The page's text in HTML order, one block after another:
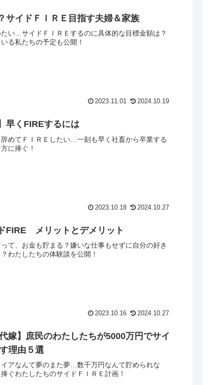
サイドＦＩＲＥ目指す夫婦＆家族
い…サイドＦＩＲＥするのに具体的な目標金額は？
る私たちの予定も公開！
2023.11.01 2024.10.19
早くFIREするには
めてＦＩＲＥしたい…一刻も早く社畜から卒業する
に捧ぐ！
2023.10.18 2024.10.27
FIRE メリットとデメリット
て、お金も貯まる？嫌いな仕事もせずに自分の好き
わたしたちの体験談を公開！
2023.10.16 2024.10.27
代嫁】庶民のわたしたちが5000万円でサイ
理由５選
イアなんて夢のまた夢…数千万円なんて貯められな
ぐわたしたちのサイドＦＩＲＥ計画！